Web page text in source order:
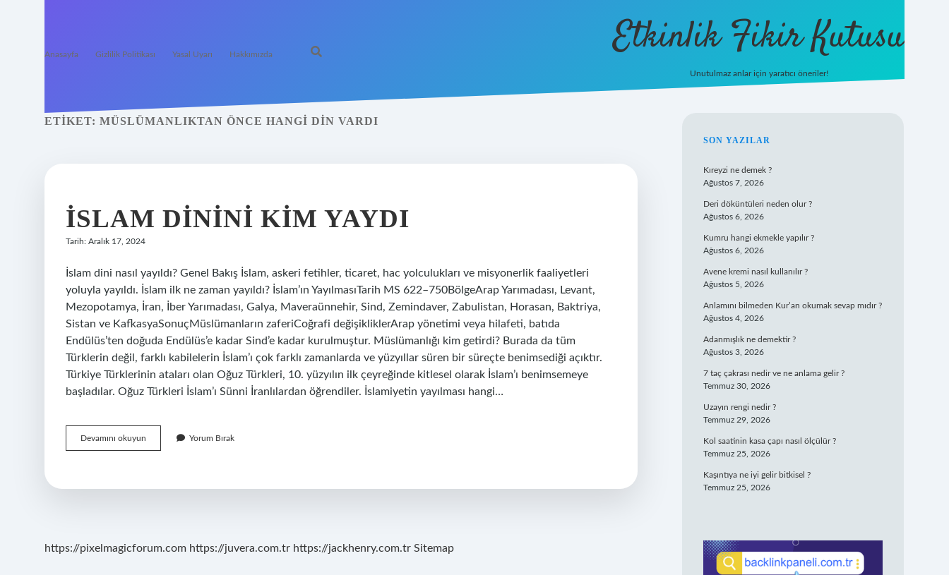
Anasayfa Gizlilik Politikası Yasal Uyarı Hakkımızda Etkinlik Fikir Kutusu
Unutulmaz anlar için yaratıcı öneriler!
ETIKET: MÜSLÜMANLIKTAN ÖNCE HANGI DIN VARDI
İSLAM DININI KIM YAYDI
Tarih: Aralık 17, 2024
İslam dini nasıl yayıldı? Genel Bakış İslam, askeri fetihler, ticaret, hac yolculukları ve misyonerlik faaliyetleri
yoluyla yayıldı. İslam ilk ne zaman yayıldı? İslam’ın YayılmasıTarih MS 622–750BölgeArap Yarımadası, Levant,
Mezopotamya, İran, İber Yarımadası, Galya, Maveraünnehir, Sind, Zemindaver, Zabulistan, Horasan, Baktriya,
Sistan ve KafkasyaSonuçMüslümanların zaferiCoğrafi değişikliklerArap yönetimi veya hilafeti, batıda
Endülüs’ten doğuda Endülüs’e kadar Sind’e kadar kurulmuştur. Müslümanlığı kim getirdi? Burada da tüm
Türklerin değil, farklı kabilelerin İslam’ı çok farklı zamanlarda ve yüzyıllar süren bir süreçte benimsediği açıktır.
Türkiye Türklerinin ataları olan Oğuz Türkleri, 10. yüzyılın ilk çeyreğinde kitlesel olarak İslam’ı benimsemeye
başladılar. Oğuz Türkleri İslam’ı Sünni İranlılardan öğrendiler. İslamiyetin yayılması hangi…
Devamını okuyun
Dinini
Yorum Bırak
https://pixelmagicforum.com https://juvera.com.tr https://jackhenry.com.tr Sitemap
SIDEBAR
SON YAZILAR
Kıreyzi ne demek ?
Ağustos 7, 2026
Deri döküntüleri neden olur ?
Ağustos 6, 2026
Kumru hangi ekmekle yapılır ?
Ağustos 6, 2026
Avene kremi nasıl kullanılır ?
Ağustos 5, 2026
Anlamını bilmeden Kur’an okumak sevap mıdır ?
Ağustos 4, 2026
Adanmışlık ne demektir ?
Ağustos 3, 2026
7 taç çakrası nedir ve ne anlama gelir ?
Temmuz 30, 2026
Uzayın rengi nedir ?
Temmuz 29, 2026
Kol saatinin kasa çapı nasıl ölçülür ?
Temmuz 25, 2026
Kaşıntıya ne iyi gelir bitkisel ?
Temmuz 25, 2026